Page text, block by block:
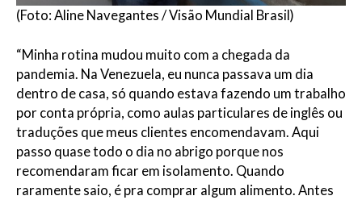
(Foto: Aline Navegantes / Visão Mundial Brasil)
“Minha rotina mudou muito com a chegada da
pandemia. Na Venezuela, eu nunca passava um dia
dentro de casa, só quando estava fazendo um trabalho
por conta própria, como aulas particulares de inglês ou
traduções que meus clientes encomendavam. Aqui
passo quase todo o dia no abrigo porque nos
recomendaram ficar em isolamento. Quando
raramente saio, é pra comprar algum alimento. Antes